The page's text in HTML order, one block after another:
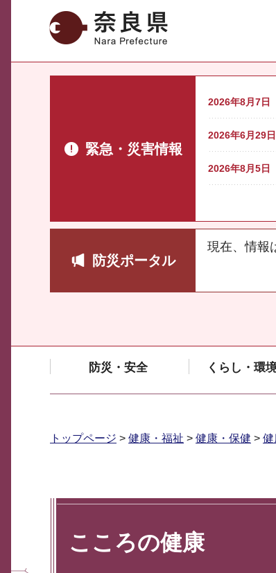
奈良県
緊急・災害情報
2026年8月7日
2026年6月29日
2026年8月5日
防災ポータル
現在、情報
防災・安全 くらし・環
トップページ > 健康・福祉 > 健康・保健 > 健
こころの健康